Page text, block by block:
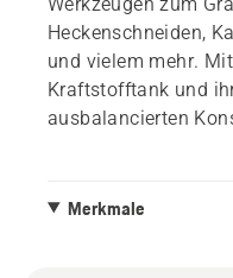
Heckenschneiden,
und vielem mehr.
Kraftstofftank und
ausbalancierten
zu Husqvarna Fleet
Merkmale